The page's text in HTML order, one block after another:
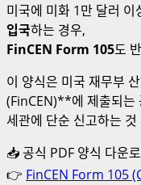
미국에 미화 1만 달러 이
입국하는 경우,
FinCEN Form 105도
이 양식은 미국 재무부
(FinCEN)**에 제출되는
세관에 단순 신고하는 것
📥 공식 PDF 양식 다운
👉 FinCEN Form 105